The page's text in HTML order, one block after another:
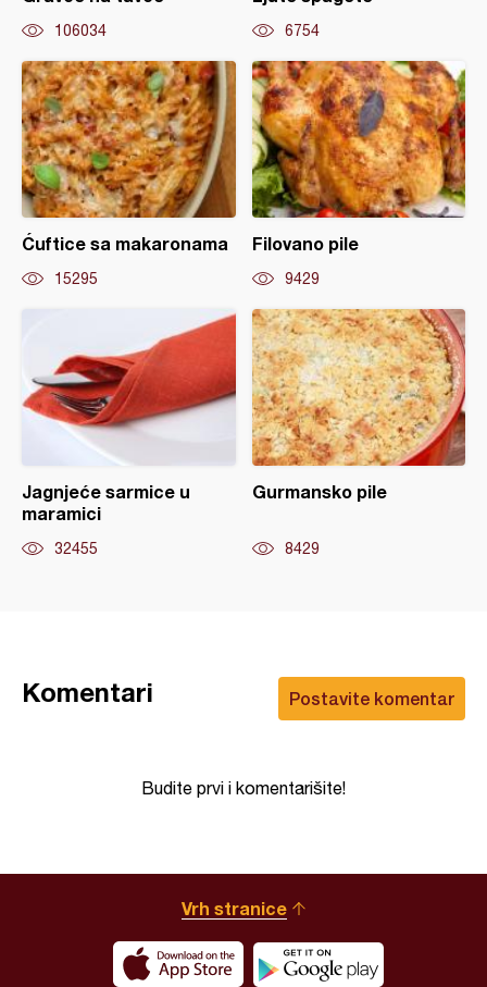
106034 6754
Ćuftice sa makaronama
15295
Filovano pile
9429
Jagnjeće sarmice u
maramici
32455
Gurmansko pile
8429
Postavite komentar
Komentari
Budite prvi i komentarišite!
Vrh stranice